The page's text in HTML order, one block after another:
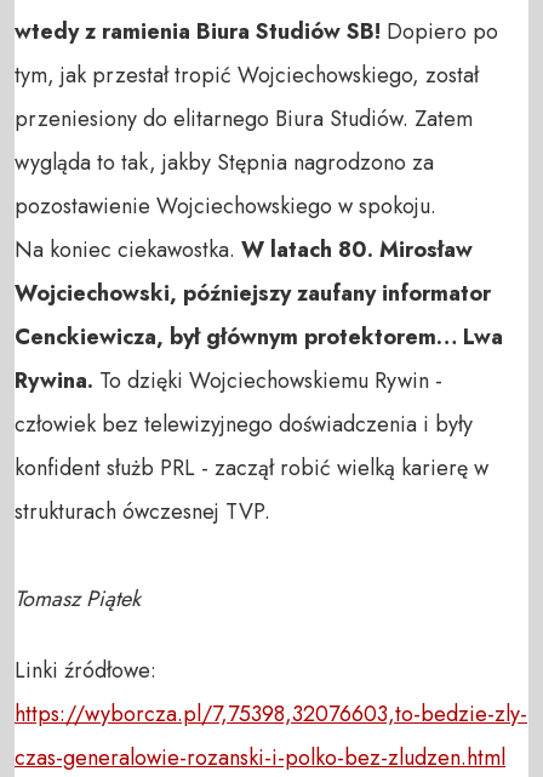
wtedy z ramienia Biura Studiów SB! Dopiero po
tym, jak przestał tropić Wojciechowskiego, został
przeniesiony do elitarnego Biura Studiów. Zatem
wygląda to tak, jakby Stępnia nagrodzono za
pozostawienie Wojciechowskiego w spokoju.
Na koniec ciekawostka. W latach 80. Mirosław
Wojciechowski, późniejszy zaufany informator
Cenckiewicza, był głównym protektorem… Lwa
Rywina. To dzięki Wojciechowskiemu Rywin -
człowiek bez telewizyjnego doświadczenia i były
konfident służb PRL - zaczął robić wielką karierę w
strukturach ówczesnej TVP.
Tomasz Piątek
Linki źródłowe:
https://wyborcza.pl/7,75398,32076603,to-bedzie-zly-
czas-generalowie-rozanski-i-polko-bez-zludzen.html